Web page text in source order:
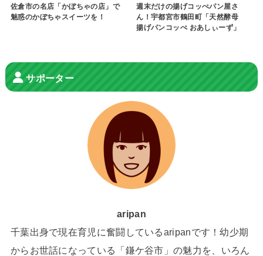
佐倉市の名店「かぼちゃの店」で
魅惑のかぼちゃスイーツを！
週末だけの揚げコッぺパン屋さ
ん！宇都宮市鶴田町「天然酵母
揚げパンコッぺ おあしぃーず」
サポーター
aripan
千葉出身で現在育児に奮闘しているaripanです！幼少期
からお世話になっている「鎌ケ谷市」の魅力を、いろん